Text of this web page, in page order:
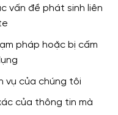
vấn đề phát sinh liên
pháp hoặc bị cấm
vụ của chúng tôi
của thông tin mà